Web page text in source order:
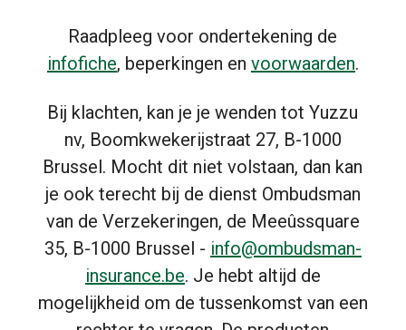
Raadpleeg voor ondertekening de
infofiche, beperkingen en voorwaarden.
Bij klachten, kan je je wenden tot Yuzzu
nv, Boomkwekerijstraat 27, B-1000
Brussel. Mocht dit niet volstaan, dan kan
je ook terecht bij de dienst Ombudsman
van de Verzekeringen, de Meeûssquare
35, B-1000 Brussel - info@ombudsman-
insurance.be. Je hebt altijd de
mogelijkheid om de tussenkomst van een